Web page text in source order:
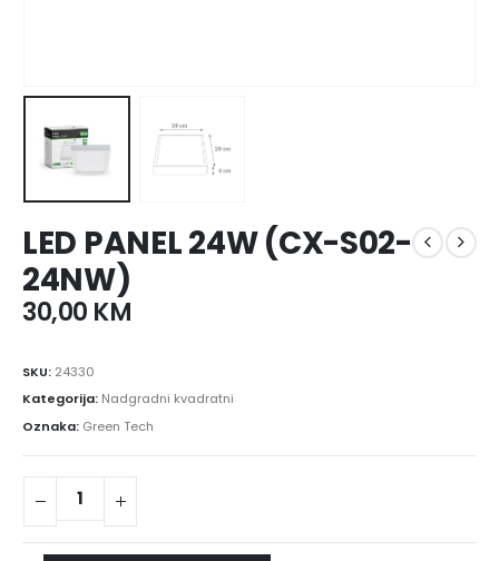
LED PANEL 24W (CX-S02-
24NW)
30,00 KM
SKU: 24330
Kategorija: Nadgradni kvadratni
Oznaka: Green Tech